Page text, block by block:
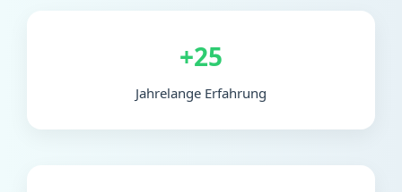
+25
Jahrelange Erfahrung